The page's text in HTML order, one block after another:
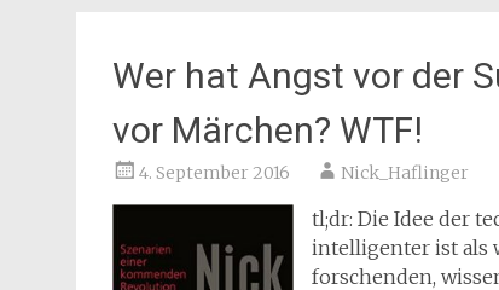
Wer hat Angst vor der
vor Märchen? WTF!
4. September 2016 Nick_Haflinger
tl;dr: Die Idee der
intelligenter ist als
forschenden,